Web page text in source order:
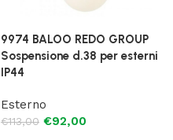
9974 BALOO REDO GROUP
Sospensione d.38 per esterni
IP44
Esterno
€113,00 €92,00